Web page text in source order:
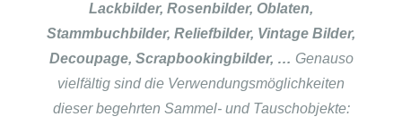
Lackbilder, Rosenbilder, Oblaten,
Stammbuchbilder, Reliefbilder, Vintage Bilder,
Decoupage, Scrapbookingbilder, … Genauso
vielfältig sind die Verwendungsmöglichkeiten
dieser begehrten Sammel- und Tauschobjekte: